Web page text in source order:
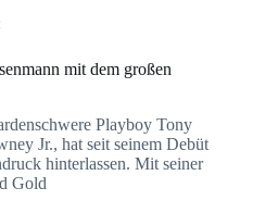
mit dem großen
Playboy Tony
Jr., hat seit seinem Debüt
hinterlassen. Mit seiner
Gold